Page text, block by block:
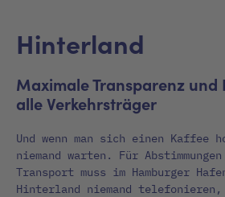
Hinterland
Maximale Transparenz
alle Verkehrsträger
Und wenn man sich einen Kaffee
niemand warten. Für
Transport muss im Hamburger
Hinterland niemand